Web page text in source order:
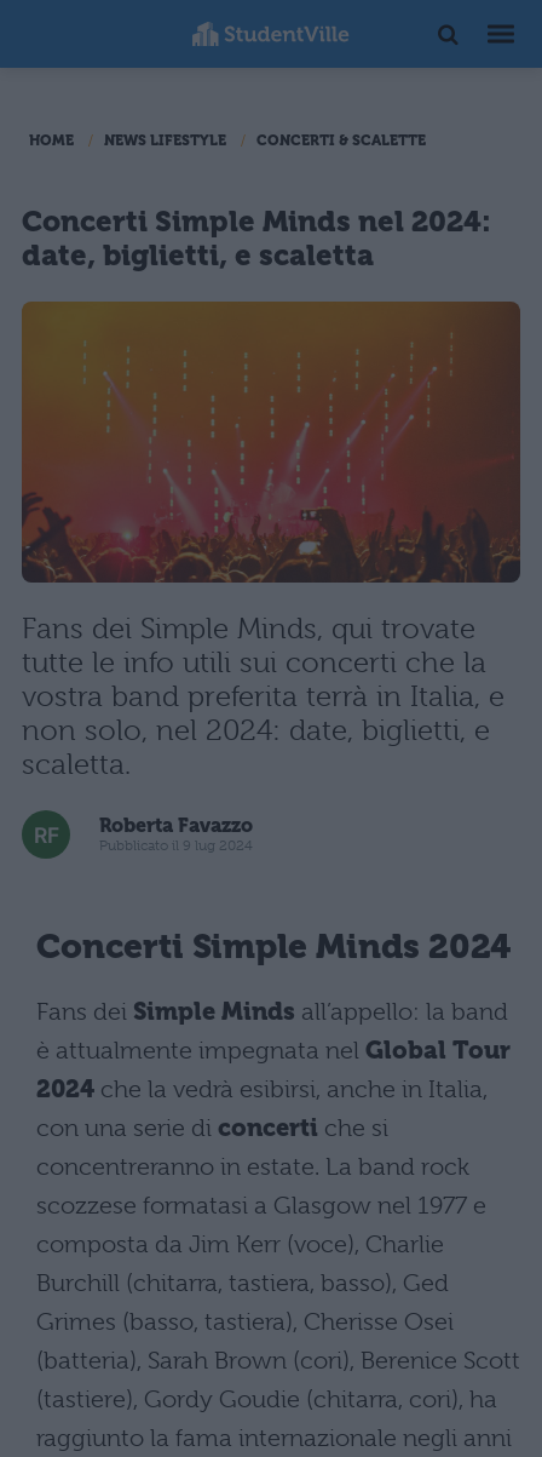
HOME NEWS LIFESTYLE CONCERTI & SCALETTE
Concerti Simple Minds nel 2024:
date, biglietti, e scaletta
Fans dei Simple Minds, qui trovate
tutte le info utili sui concerti che la
vostra band preferita terrà in Italia, e
non solo, nel 2024: date, biglietti, e
scaletta.
Roberta Favazzo
Pubblicato il 9 lug 2024
Concerti Simple Minds 2024
Fans dei Simple Minds all’appello: la band
è attualmente impegnata nel Global Tour
2024 che la vedrà esibirsi, anche in Italia,
con una serie di concerti che si
concentreranno in estate. La band rock
scozzese formatasi a Glasgow nel 1977 e
composta da Jim Kerr (voce), Charlie
Burchill (chitarra, tastiera, basso), Ged
Grimes (basso, tastiera), Cherisse Osei
(batteria), Sarah Brown (cori), Berenice Scott
(tastiere), Gordy Goudie (chitarra, cori), ha
raggiunto la fama internazionale negli anni